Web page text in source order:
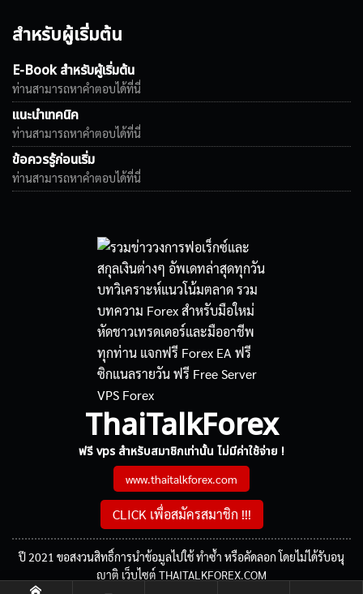
สำหรับผู้เริ่มต้น
E-Book สำหรับผู้เริ่มต้น
ท่านสามารถหาคำตอบได้ที่นี่
แนะนำเทคนิค
ท่านสามารถหาคำตอบได้ที่นี่
ข้อควรรู้ก่อนเริ่ม
ท่านสามารถหาคำตอบได้ที่นี่
ThaiTalkForex
ฟรี vps สำหรับสมาชิกเท่านั้น ไม่มีค่าใช้จ่าย !
www.thaitalkforex.com
CLICK เพื่อสมัครสมาชิก !!!
ปี 2021 ขอสงวนสิทธิ์การนำข้อมูลไปใช้ ทำซ้ำ หรือคัดลอก โดยไม่ได้รับอนุ
ญาติ เว็บไซต์ THAITALKFOREX.COM